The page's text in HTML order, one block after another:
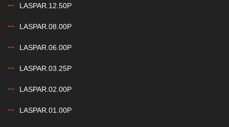
LASPAR.12.50P
LASPAR.08.00P
LASPAR.06.00P
LASPAR.03.25P
LASPAR.02.00P
LASPAR.01.00P